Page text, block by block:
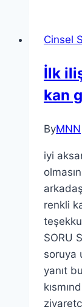
Cinsel
İlk
kan
ByMNN
iyi
renkli
SORU
soruya
yanıt